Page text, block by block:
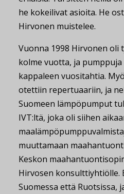
he kokeilivat asioita. He
Hirvonen muistelee.
Vuonna 1998 Hirvonen oli
kolme vuotta, ja
kappaleen vuositahtia.
otettiin repertuaariin, ja
Suomeen lämpöpumput
IVT:ltä, joka oli siihen
muuttamaan
Keskon
Hirvosen konsulttiyhtiölle.
Suomessa että Ruotsissa,